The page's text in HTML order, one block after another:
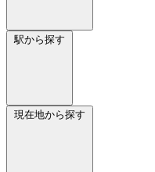
駅から探す
現在地から探す